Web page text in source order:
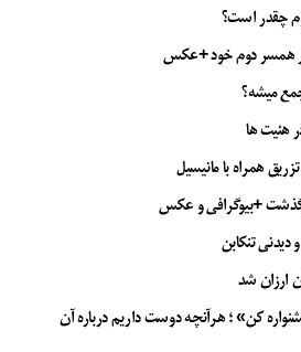
چقدر است؟
همسر دوم خود +عکس
میشه؟
هئیت ها
همراه با مانیسیل
+بیوگرافی و عکس
تنکابن
کن» ؛ هرآنچه دوست داریم درباره آن